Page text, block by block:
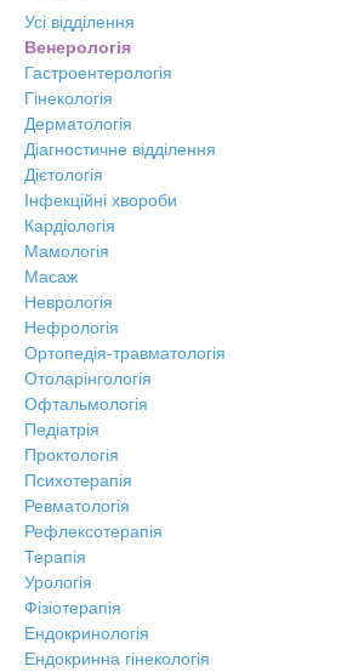
Усі відділення
Венерологія
Гастроентерологія
Гінекологія
Дерматологія
Діагностичне відділення
Дієтологія
Інфекційні хвороби
Кардіологія
Мамологія
Масаж
Неврологія
Нефрологія
Ортопедія-травматологія
Отоларінгологія
Офтальмологія
Педіатрія
Проктологія
Психотерапія
Ревматологія
Рефлексотерапія
Терапія
Урологія
Фізіотерапія
Ендокринологія
Ендокринна гінекологія